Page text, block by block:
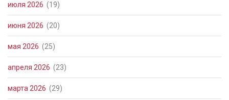
июля 2026 (19)
июня 2026 (20)
мая 2026 (25)
апреля 2026 (23)
марта 2026 (29)